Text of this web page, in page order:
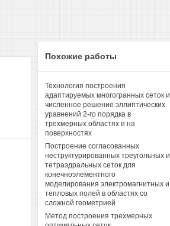
Похожие работы
Технология построения
адаптируемых многогранных сеток и
численное решение эллиптических
уравнений 2-го порядка в
трехмерных областях и на
поверхностях
Построение согласованных
неструктурированных треугольных и
тетраэдральных сеток для
конечноэлементного
моделирования электромагнитных и
тепловых полей в областях со
сложной геометрией
Метод построения трехмерных